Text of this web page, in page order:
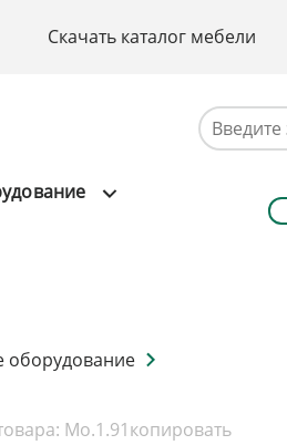
Скачать каталог мебели
оборудование
Мо.1.91копировать